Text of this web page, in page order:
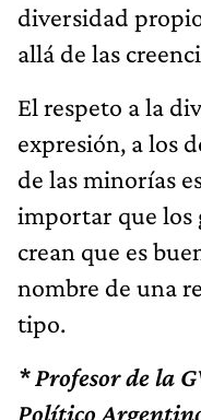
diversidad
allá de las
El respeto a la
expresión, a los
de las minorías
importar que los
crean que es
nombre de una
tipo.
* Profesor de la
Político